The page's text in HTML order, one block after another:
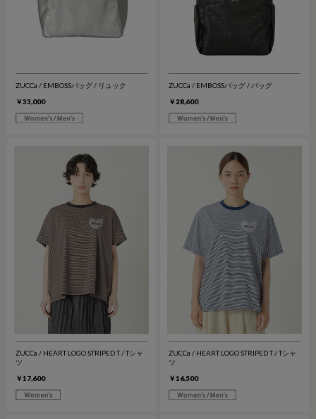
ZUCCa / EMBOSSバッグ / リュック
￥33,000
ZUCCa / EMBOSSバッグ / バッグ
￥28,600
ZUCCa / HEART LOGO STRIPED T / Tシャ
ツ
￥17,600
ZUCCa / HEART LOGO STRIPED T / Tシャ
ツ
￥16,500